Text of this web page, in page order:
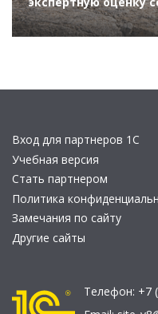
Вход для партнеров 1С
Учебная версия
Стать партнером
Политика
Замечания по сайту
Другие сайты
Телефон: +7